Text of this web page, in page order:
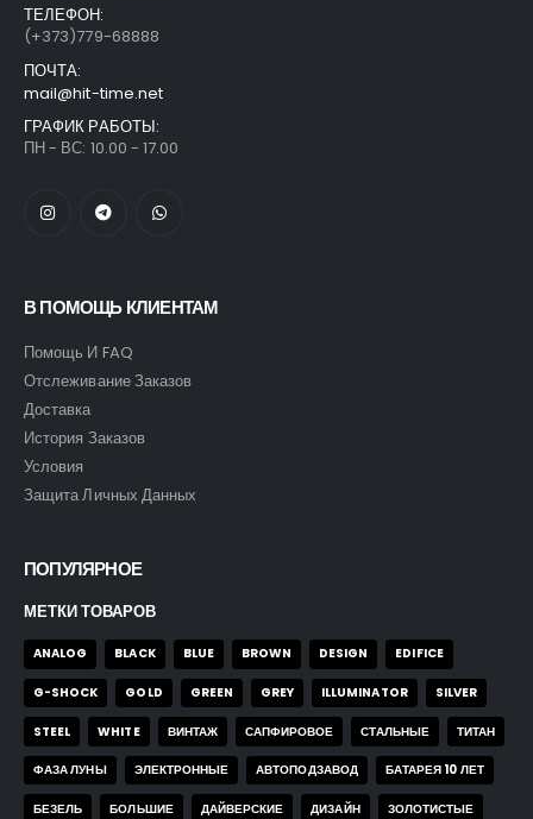
ТЕЛЕФОН:
(+373)779-68888
ПОЧТА:
mail@hit-time.net
ГРАФИК РАБОТЫ:
ПН - ВС: 10.00 - 17.00
В ПОМОЩЬ КЛИЕНТАМ
Помощь И FAQ
Отслеживание Заказов
Доставка
История Заказов
Условия
Защита Личных Данных
ПОПУЛЯРНОЕ
МЕТКИ ТОВАРОВ
ANALOG BLACK BLUE BROWN DESIGN EDIFICE
G-SHOCK GOLD GREEN GREY ILLUMINATOR SILVER
STEEL WHITE ВИНТАЖ САПФИРОВОЕ СТАЛЬНЫЕ ТИТАН
ФАЗА ЛУНЫ ЭЛЕКТРОННЫЕ АВТОПОДЗАВОД БАТАРЕЯ 10 ЛЕТ
БЕЗЕЛЬ БОЛЬШИЕ ДАЙВЕРСКИЕ ДИЗАЙН ЗОЛОТИСТЫЕ